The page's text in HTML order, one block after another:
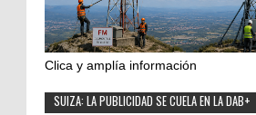
Clica y amplía información
SUIZA: LA PUBLICIDAD SE CUELA EN LA DAB+